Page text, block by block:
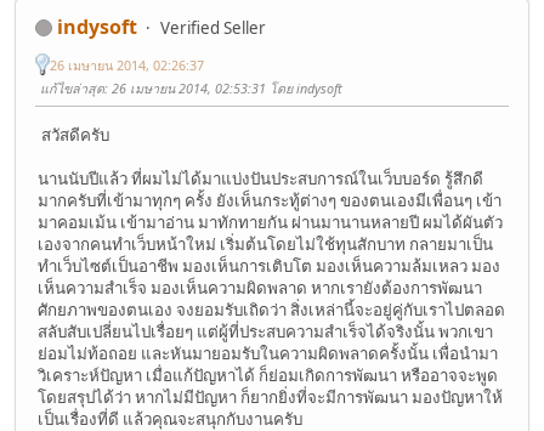
indysoft Verified Seller
26 เมษายน 2014, 02:26:37
แก้ไขล่าสุด: 26 เมษายน 2014, 02:53:31 โดย indysoft
สวัสดีครับ
นานนับปีแล้ว ที่ผมไม่ได้มาแบ่งปันประสบการณ์ในเว็บบอร์ด รู้สึกดี
มากครับที่เข้ามาทุกๆ ครั้ง ยังเห็นกระทู้ต่างๆ ของตนเองมีเพื่อนๆ เข้า
มาคอมเม้น เข้ามาอ่าน มาทักทายกัน ผ่านมานานหลายปี ผมได้ผันตัว
เองจากคนทำเว็บหน้าใหม่ เริ่มต้นโดยไม่ใช้ทุนสักบาท กลายมาเป็น
ทำเว็บไซต์เป็นอาชีพ มองเห็นการเติบโต มองเห็นความล้มเหลว มอง
เห็นความสำเร็จ มองเห็นความผิดพลาด หากเรายังต้องการพัฒนา
ศักยภาพของตนเอง จงยอมรับเถิดว่า สิ่งเหล่านี้จะอยู่คู่กับเราไปตลอด
สลับสับเปลี่ยนไปเรื่อยๆ แต่ผู้ที่ประสบความสำเร็จได้จริงนั้น พวกเขา
ย่อมไม่ท้อถอย และหันมายอมรับในความผิดพลาดครั้งนั้น เพื่อนำมา
วิเคราะห์ปัญหา เมื่อแก้ปัญหาได้ ก็ย่อมเกิดการพัฒนา หรืออาจจะพูด
โดยสรุปได้ว่า หากไม่มีปัญหา ก็ยากยิ่งที่จะมีการพัฒนา มองปัญหาให้
เป็นเรื่องที่ดี แล้วคุณจะสนุกกับงานครับ